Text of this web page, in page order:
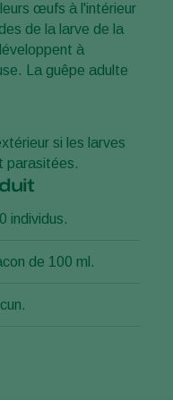
œufs à l'intérieur
de la larve de la
à
La guêpe adulte
si les larves
parasitées.
individus.
de 100 ml.